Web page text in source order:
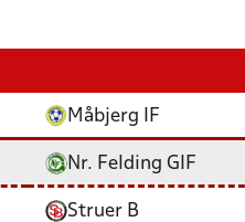
Måbjerg IF
Nr. Felding GIF
Struer B